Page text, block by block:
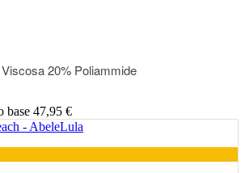
20% Poliammide
base 47,95 €